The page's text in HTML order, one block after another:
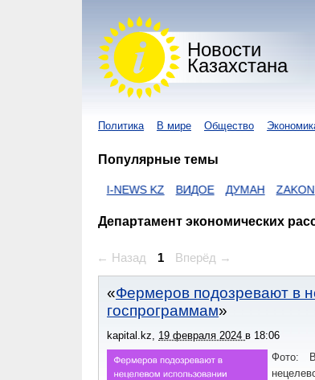
Новости
Казахстана
Политика В мире Общество
Популярные темы
I-NEWS KZ ВИДОЕ ДУМАН ZAKON
Департамент экономических
← Назад 1 Вперёд →
Фермеров подозревают в
госпрограммам
kapital.kz, 19 февраля 2024 в 18:06
Фото: